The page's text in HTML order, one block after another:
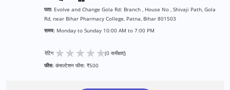
पता: Evolve and Change Gola Rd: Branch , House No , Shivaji Path, Gola
Rd, near Bihar Pharmacy College, Patna, Bihar 801503
समय: Monday to Sunday 10:00 AM to 7:00 PM
रेटिंग ★★★★★(0 समीक्षाएं)
फीस: कंसल्टेशन फीस: ₹500